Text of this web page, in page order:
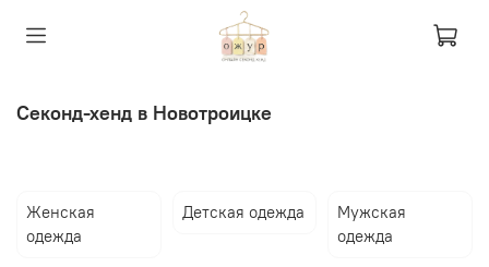
Секонд-хенд в Новотроицке
Женская
одежда
Детская одежда
Мужская
одежда